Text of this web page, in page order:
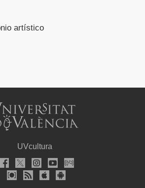
artístico
UVcultura